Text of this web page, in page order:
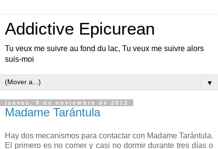
Addictive Epicurean
Tu veux me suivre au fond du lac, Tu veux me suivre alors
suis-moi
▼
jueves, 8 de noviembre de 2012
Madame Tarántula
Hay dos mecanismos para contactar con Madame Tarántula.
El primero es no comer y casi no dormir durante tres días o